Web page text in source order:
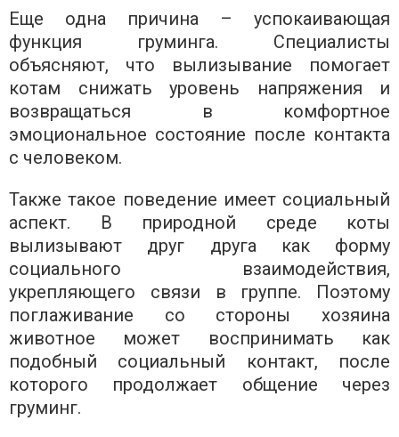
Еще одна причина – успокаивающая
функция груминга. Специалисты
объясняют, что вылизывание помогает
котам снижать уровень напряжения и
возвращаться в комфортное
эмоциональное состояние после контакта
с человеком.
Также такое поведение имеет социальный
аспект. В природной среде коты
вылизывают друг друга как форму
социального взаимодействия,
укрепляющего связи в группе. Поэтому
поглаживание со стороны хозяина
животное может воспринимать как
подобный социальный контакт, после
которого продолжает общение через
груминг.